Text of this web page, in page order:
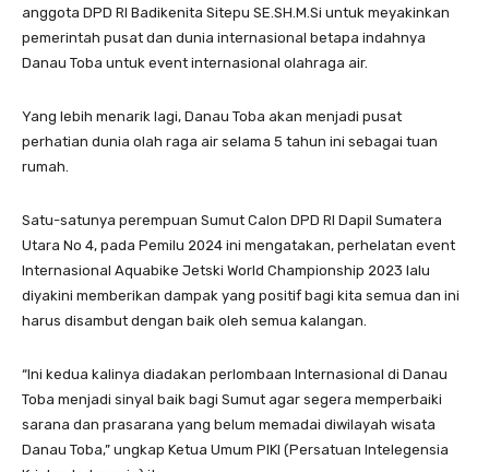
anggota DPD RI Badikenita Sitepu SE.SH.M.Si untuk meyakinkan
pemerintah pusat dan dunia internasional betapa indahnya
Danau Toba untuk event internasional olahraga air.
Yang lebih menarik lagi, Danau Toba akan menjadi pusat
perhatian dunia olah raga air selama 5 tahun ini sebagai tuan
rumah.
Satu-satunya perempuan Sumut Calon DPD RI Dapil Sumatera
Utara No 4, pada Pemilu 2024 ini mengatakan, perhelatan event
Internasional Aquabike Jetski World Championship 2023 lalu
diyakini memberikan dampak yang positif bagi kita semua dan ini
harus disambut dengan baik oleh semua kalangan.
“Ini kedua kalinya diadakan perlombaan Internasional di Danau
Toba menjadi sinyal baik bagi Sumut agar segera memperbaiki
sarana dan prasarana yang belum memadai diwilayah wisata
Danau Toba,” ungkap Ketua Umum PIKI (Persatuan Intelegensia